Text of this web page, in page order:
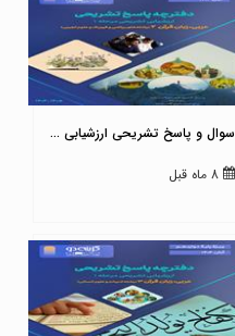
سوال و پاسخ تشریحی ارزشیابی ...
8 ماه قبل